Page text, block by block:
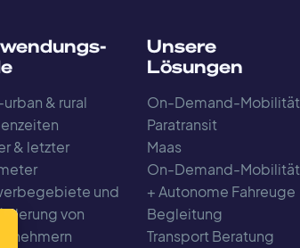
& rural
& letzter
und
von
Unsere
Lösungen
On-Demand-Mobilität
Paratransit
Maas
On-Demand-Mobilität
+ Autonome Fahreuge
Begleitung
Transport Beratung